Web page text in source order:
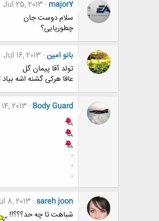
major7
Jul 25, 2013
سلام دوست جان
چطوریایی؟
بانو امین Jul 16, 2013
تولد آقا پیمان گل
عاقا هرکی گشنه اشه
Body Guard
2013
.
.
.
sareh joon
8, 2013
شباهت تا چه حد؟؟؟!!